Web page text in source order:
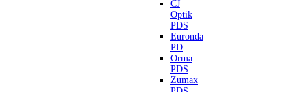
CJ
Optik
PDS
Euronda
PD
Orma
PDS
Zumax